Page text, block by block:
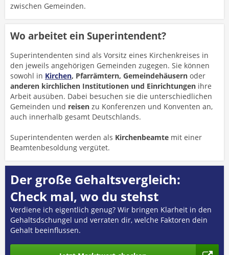
zwischen Gemeinden.
Wo arbeitet ein Superintendent?
Superintendenten sind als Vorsitz eines Kirchenkreises in
den jeweils angehörigen Gemeinden zugegen. Sie können
sowohl in Kirchen, Pfarrämtern, Gemeindehäusern oder
anderen kirchlichen Institutionen und Einrichtungen ihre
Arbeit ausüben. Dabei besuchen sie die unterschiedlichen
Gemeinden und reisen zu Konferenzen und Konventen an,
auch innerhalb gesamt Deutschlands.
Superintendenten werden als Kirchenbeamte mit einer
Beamtenbesoldung vergütet.
Der große Gehaltsvergleich:
Check mal, wo du stehst
Verdiene ich eigentlich genug? Wir bringen Klarheit in den
Gehaltsdschungel und verraten dir, welche Faktoren dein
Gehalt beeinflussen.